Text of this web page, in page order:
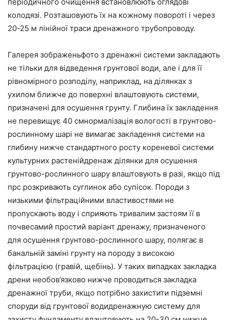
колодязі. Розташовують їх на кожному повороті і через
20-25 м лінійної траси дренажного трубопроводу.
Галерея зображеньфото з дренажні системи закладають
не тільки для відведення грунтової води, але і для її
рівномірного розподілу, наприклад, на ділянках з
ухилом ближче до поверхні влаштовують системи,
призначені для осушення грунту. Глибина їх закладення
не перевищує 40 смнормалізація вологості в грунтово-
рослинному шарі не вимагає закладення системи на
глибину нижче стандартного росту кореневої системи
культурних растенійдренаж ділянки для осушення
грунтово-рослинного шару влаштовують в разі, якщо під
прс розкривають суглинок або супісок. Породи з
низькими фільтраційними властивостями не
пропускають воду і сприяють тривалим застоям її в
почвесамий простий варіант дренажу, призначеного
для осушення грунтово-рослинного шару, полягає в
банальній заміні грунту на породу з високою
фільтрацією (гравій, щебінь). У таких випадках закладка
дрени необов’язково нижче проводиться закладка
дренажної труби, якщо потрібно захистити підземні
споруди від грунтової водидренажную систему для